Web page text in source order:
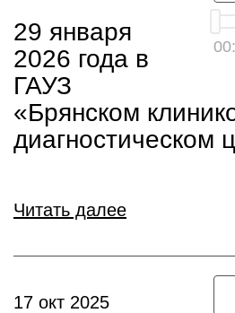
29 января
2026 года в
ГАУЗ
«Брянском
диагностическом
Читать далее
17 окт 2025